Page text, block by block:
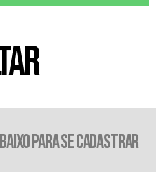
PARA SE CADASTRAR